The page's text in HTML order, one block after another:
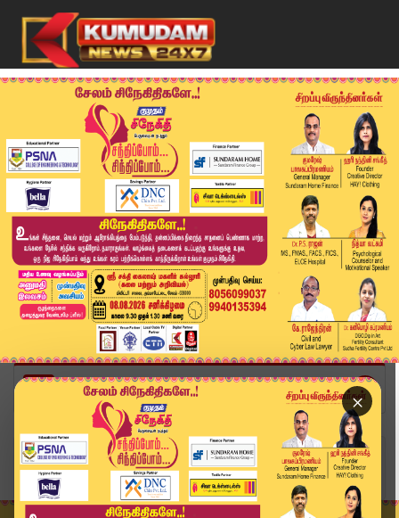
×
Home
தமிழ்நாடு
திமுக ஆட்சியில் உடல் உறுப்புகளை திருட ஆரம்பித்...